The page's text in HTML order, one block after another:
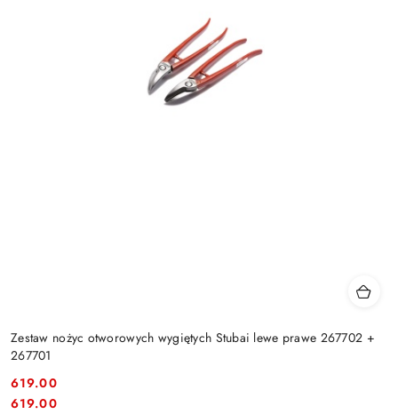
Zestaw nożyc otworowych wygiętych Stubai lewe prawe 267702 +
267701
Cena:
619.00
Cena:
619.00